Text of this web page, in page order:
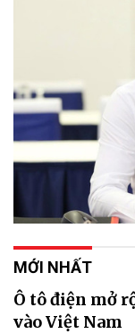
MỚI NHẤT
Ô tô điện mở
vào Việt Nam